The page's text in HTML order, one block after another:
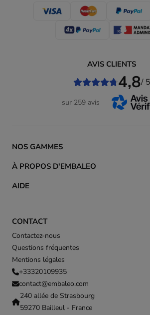
CONTACT
Contactez-nous
Questions fréquentes
Mentions légales
+33320109935
contact@embaleo.com
240 allée de Strasbourg
59270 Bailleul - France
NOS GAMMES
À PROPOS D'EMBALEO
AIDE
AVIS CLIENTS
4,8/ 5
sur 259 avis